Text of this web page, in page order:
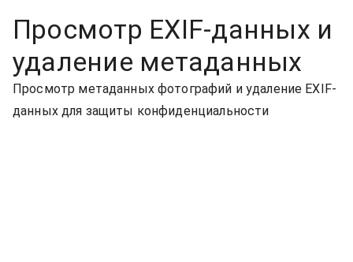
Просмотр EXIF-данных и
удаление метаданных
Просмотр метаданных фотографий и удаление EXIF-
данных для защиты конфиденциальности